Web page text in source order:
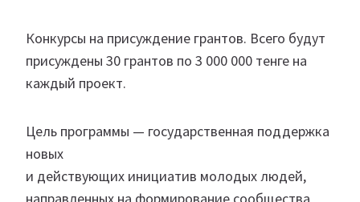
Конкурсы на присуждение грантов. Всего будут
присуждены 30 грантов по 3 000 000 тенге на
каждый проект.
Цель программы — государственная поддержка
новых
и действующих инициатив молодых людей,